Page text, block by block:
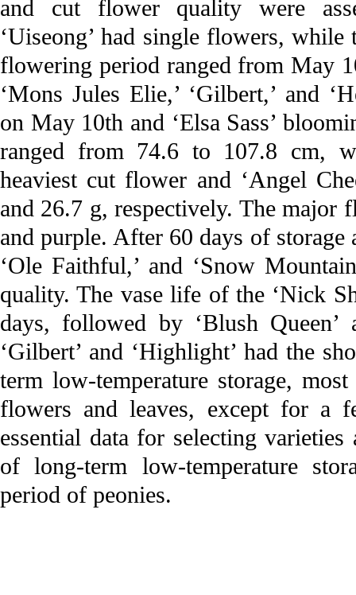
and cut flower quality were
‘Uiseong’ had single flowers,
flowering period ranged from May
‘Mons Jules Elie,’ ‘Gilbert,’ and
on May 10th and ‘Elsa Sass’
ranged from 74.6 to 107.8 cm,
heaviest cut flower and ‘Angel
and 26.7 g, respectively. The
and purple. After 60 days of storage
‘Ole Faithful,’ and ‘Snow
quality. The vase life of the ‘Nick
days, followed by ‘Blush Queen’
‘Gilbert’ and ‘Highlight’ had the
term low-temperature storage,
flowers and leaves, except for a
essential data for selecting varieties
of long-term low-temperature
period of peonies.